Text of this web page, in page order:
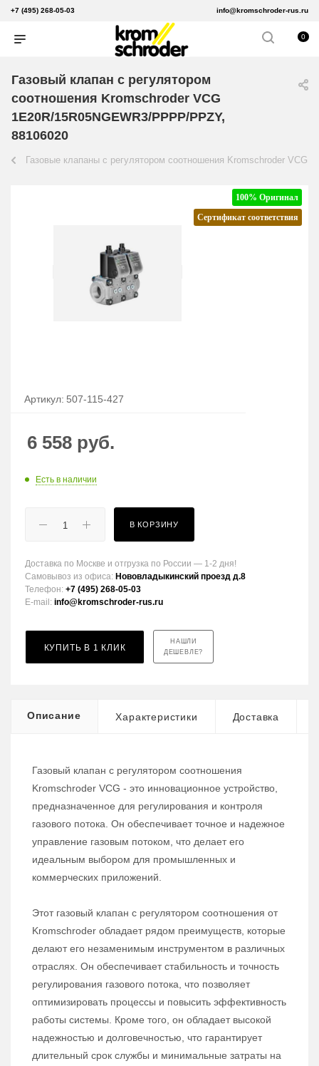
+7 (495) 268-05-03 info@kromschroder-rus.ru
0
Газовый клапан с регулятором
соотношения Kromschroder VCG
1E20R/15R05NGEWR3/PPPP/PPZY,
88106020
Газовые клапаны с регулятором соотношения Kromschroder VCG
100% Оригинал
Сертификат соответствия
Артикул: 507-115-427
6 558 руб.
Есть в наличии
В КОРЗИНУ
Доставка по Москве и отгрузка по России — 1-2 дня!
Самовывоз из офиса: Нововладыкинский проезд д.8
Телефон: +7 (495) 268-05-03
E-mail: info@kromschroder-rus.ru
КУПИТЬ В 1 КЛИК
НАШЛИ
ДЕШЕВЛЕ?
Описание Характеристики Доставка
Газовый клапан с регулятором соотношения
Kromschroder VCG - это инновационное устройство,
предназначенное для регулирования и контроля
газового потока. Он обеспечивает точное и надежное
управление газовым потоком, что делает его
идеальным выбором для промышленных и
коммерческих приложений.
Этот газовый клапан с регулятором соотношения от
Kromschroder обладает рядом преимуществ, которые
делают его незаменимым инструментом в различных
отраслях. Он обеспечивает стабильность и точность
регулирования газового потока, что позволяет
оптимизировать процессы и повысить эффективность
работы системы. Кроме того, он обладает высокой
надежностью и долговечностью, что гарантирует
длительный срок службы и минимальные затраты на